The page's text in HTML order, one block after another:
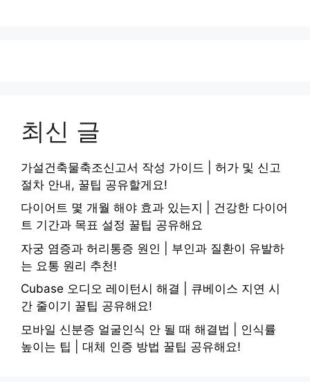
최신 글
가설건축물축조신고서 작성 가이드 | 허가 및 신고
절차 안내, 꿀팁 공유할게요!
다이어트 몇 개월 해야 효과 있는지 | 건강한 다이어
트 기간과 목표 설정 꿀팁 공유해요
자궁 염증과 허리통증 원인 | 부인과 질환이 유발하
는 요통 원리 추천!
Cubase 오디오 레이턴시 해결 | 큐베이스 지연 시
간 줄이기 꿀팁 공유해요!
모바일 신분증 얼굴인식 안 될 때 해결법 | 인식률
높이는 팁 | 대체 인증 방법 꿀팁 공유해요!